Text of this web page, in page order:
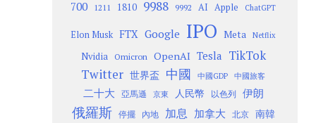
700 1211 1810 9988 9992 AI Apple ChatGPT
Elon Musk FTX Google IPO Meta Netflix
Nvidia Omicron OpenAI Tesla TikTok
Twitter 世界盃 中國 中國GDP 中國旅客
二十大 亞馬遜 京東 人民幣 以色列 伊朗
俄羅斯 停擺 內地 加息 加拿大 北京
南韓